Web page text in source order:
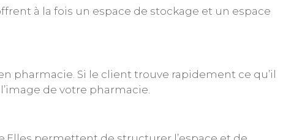
à la fois un espace de stockage et un espace
Si le client trouve rapidement ce qu’il
de votre pharmacie.